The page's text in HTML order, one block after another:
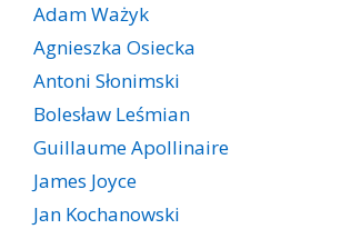
Adam Ważyk
Agnieszka Osiecka
Antoni Słonimski
Bolesław Leśmian
Guillaume Apollinaire
James Joyce
Jan Kochanowski